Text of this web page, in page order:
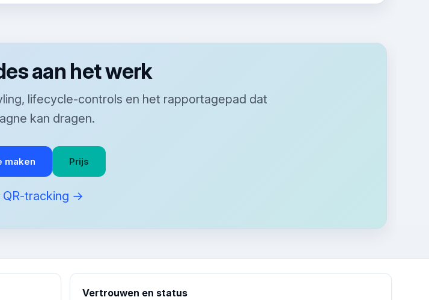
aan het werk
lifecycle-controls en het rapportagepad dat
kan dragen.
maken Prijs
QR-tracking →
Vertrouwen en status